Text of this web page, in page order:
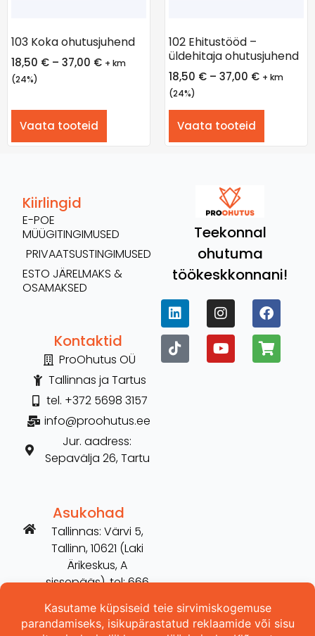
103 Koka ohutusjuhend
18,50 € – 37,00 € + km
(24%)
Vaata tooteid
102 Ehitustööd –
üldehitaja ohutusjuhend
18,50 € – 37,00 € + km
(24%)
Vaata tooteid
Teekonnal
ohutuma
töökeskkonnani!
Kontaktid
ProOhutus OÜ
Tallinnas ja Tartus
tel. +372 5698 3157
info@proohutus.ee
Jur. aadress:
Sepavälja 26, Tartu
Kiirlingid
E-POE
MÜÜGITINGIMUSED
PRIVAATSUSTINGIMUSED
ESTO JÄRELMAKS &
OSAMAKSED
Asukohad
Tallinnas: Värvi 5,
Tallinn, 10621 (Laki
Ärikeskus, A
sissepääs), tel: 666
Tartus: Võru 254,